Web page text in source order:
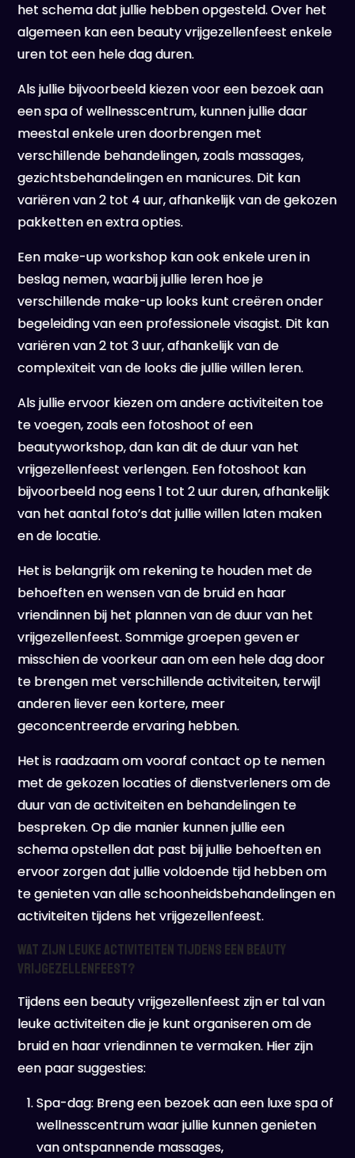
het schema dat jullie hebben opgesteld. Over het
algemeen kan een beauty vrijgezellenfeest enkele
uren tot een hele dag duren.
Als jullie bijvoorbeeld kiezen voor een bezoek aan
een spa of wellnesscentrum, kunnen jullie daar
meestal enkele uren doorbrengen met
verschillende behandelingen, zoals massages,
gezichtsbehandelingen en manicures. Dit kan
variëren van 2 tot 4 uur, afhankelijk van de gekozen
pakketten en extra opties.
Een make-up workshop kan ook enkele uren in
beslag nemen, waarbij jullie leren hoe je
verschillende make-up looks kunt creëren onder
begeleiding van een professionele visagist. Dit kan
variëren van 2 tot 3 uur, afhankelijk van de
complexiteit van de looks die jullie willen leren.
Als jullie ervoor kiezen om andere activiteiten toe
te voegen, zoals een fotoshoot of een
beautyworkshop, dan kan dit de duur van het
vrijgezellenfeest verlengen. Een fotoshoot kan
bijvoorbeeld nog eens 1 tot 2 uur duren, afhankelijk
van het aantal foto’s dat jullie willen laten maken
en de locatie.
Het is belangrijk om rekening te houden met de
behoeften en wensen van de bruid en haar
vriendinnen bij het plannen van de duur van het
vrijgezellenfeest. Sommige groepen geven er
misschien de voorkeur aan om een hele dag door
te brengen met verschillende activiteiten, terwijl
anderen liever een kortere, meer
geconcentreerde ervaring hebben.
Het is raadzaam om vooraf contact op te nemen
met de gekozen locaties of dienstverleners om de
duur van de activiteiten en behandelingen te
bespreken. Op die manier kunnen jullie een
schema opstellen dat past bij jullie behoeften en
ervoor zorgen dat jullie voldoende tijd hebben om
te genieten van alle schoonheidsbehandelingen en
activiteiten tijdens het vrijgezellenfeest.
Wat zijn leuke activiteiten tijdens een beauty
vrijgezellenfeest?
Tijdens een beauty vrijgezellenfeest zijn er tal van
leuke activiteiten die je kunt organiseren om de
bruid en haar vriendinnen te vermaken. Hier zijn
een paar suggesties:
Spa-dag: Breng een bezoek aan een luxe spa of
wellnesscentrum waar jullie kunnen genieten
van ontspannende massages,